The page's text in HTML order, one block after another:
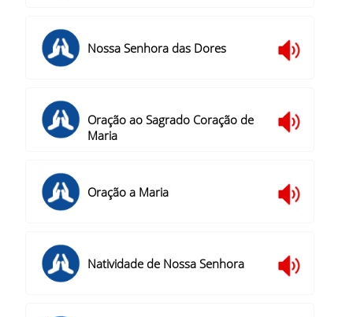
Nossa Senhora das Dores
Oração ao Sagrado Coração de
Maria
Oração a Maria
Natividade de Nossa Senhora